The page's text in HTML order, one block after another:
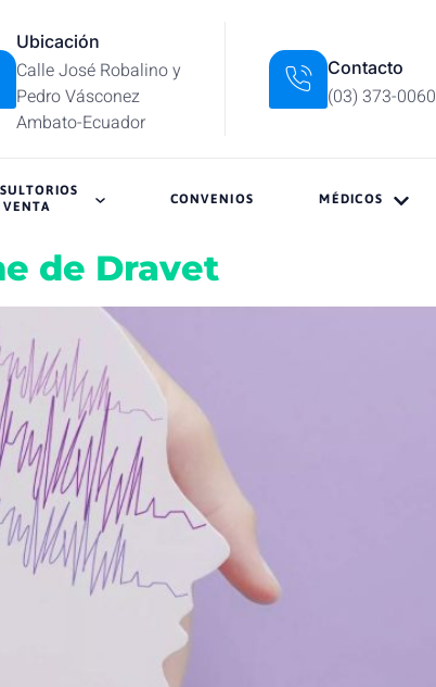
Ubicación
Calle José Robalino y
Pedro Vásconez
Ambato-Ecuador
Contacto
(03) 373-0060
VENTA
CONVENIOS MÉDICOS
de Dravet